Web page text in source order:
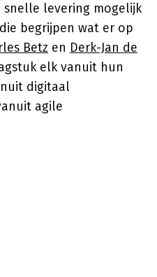
levering mogelijk
begrijpen wat er op
Betz en Derk-Jan de
elk vanuit hun
digitaal
agile